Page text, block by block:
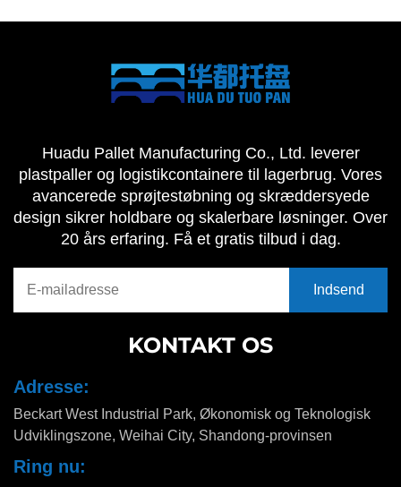
Huadu Pallet Manufacturing Co., Ltd. leverer
plastpaller og logistikcontainere til lagerbrug. Vores
avancerede sprøjtestøbning og skræddersyede
design sikrer holdbare og skalerbare løsninger. Over
20 års erfaring. Få et gratis tilbud i dag.
KONTAKT OS
Adresse:
Beckart West Industrial Park, Økonomisk og Teknologisk
Udviklingszone, Weihai City, Shandong-provinsen
Ring nu: